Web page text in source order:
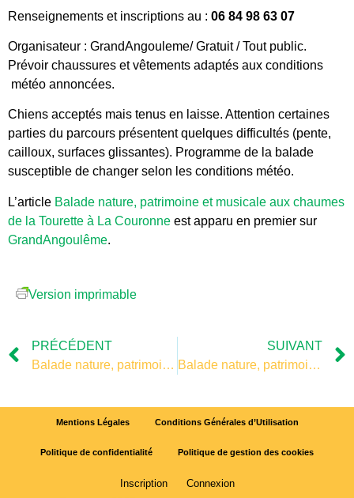
Renseignements et inscriptions au : 06 84 98 63 07
Organisateur : GrandAngouleme/ Gratuit / Tout public.
Prévoir chaussures et vêtements adaptés aux conditions
météo annoncées.
Chiens acceptés mais tenus en laisse. Attention certaines
parties du parcours présentent quelques difficultés (pente,
cailloux, surfaces glissantes). Programme de la balade
susceptible de changer selon les conditions météo.
L’article Balade nature, patrimoine et musicale aux chaumes
de la Tourette à La Couronne est apparu en premier sur
GrandAngoulême.
Version imprimable
PRÉCÉDENT
Balade nature, patrimoine et musicale aux chaumes de la Tourette à La Couronne
SUIVANT
Balade nature, patrimoine et musicale aux chaumes de la Tourette à La Couronne
Mentions Légales Conditions Générales d’Utilisation
Politique de confidentialité Politique de gestion des cookies
Inscription Connexion